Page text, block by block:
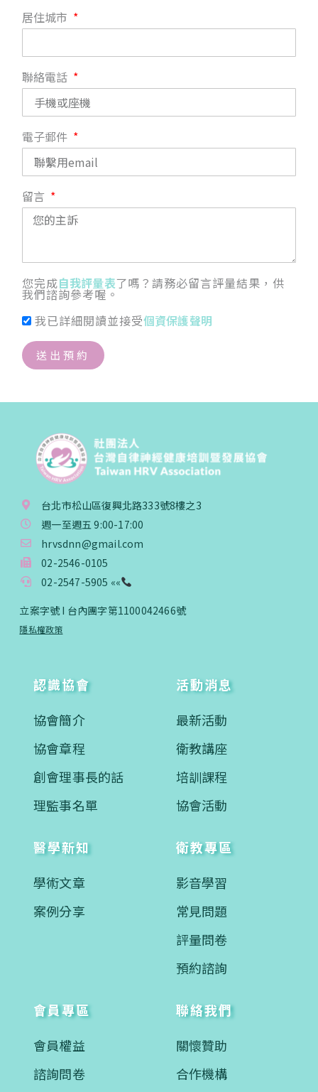
居住城市
聯絡電話
電子郵件
留言
您完成自我評量表了嗎？請務必留言評量結果，供
我們諮詢參考喔。
我已詳細閱讀並接受個資保護聲明
送出預約
台北市松山區復興北路333號8樓之3
週一至週五 9:00-17:00
hrvsdnn@gmail.com
02-2546-0105
02-2547-5905 ««
立案字號 I 台內團字第1100042466號
隱私權政策
認識協會
協會簡介
協會章程
創會理事長的話
理監事名單
活動消息
最新活動
衛教講座
培訓課程
協會活動
醫學新知
學術文章
案例分享
衛教專區
影音學習
常見問題
評量問卷
預約諮詢
會員專區
會員權益
諮詢問卷
聯絡我們
關懷贊助
合作機構